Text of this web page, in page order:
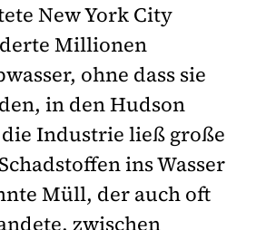
New York City
Millionen
ohne dass sie
in den Hudson
Industrie ließ große
ins Wasser
Müll, der auch oft
zwischen